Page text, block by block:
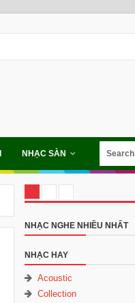
NHẠC SÀN
NHẠC NGHE NHIỀU NHẤT
NHẠC HAY
Acoustic
Collection